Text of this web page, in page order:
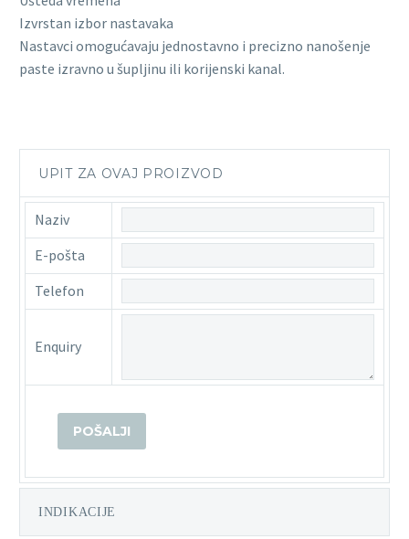
Izvrstan izbor nastavaka
Nastavci omogućavaju jednostavno i precizno nanošenje
paste izravno u šupljinu ili korijenski kanal.
UPIT ZA OVAJ PROIZVOD
Naziv
E-pošta
Telefon
Enquiry
INDIKACIJE